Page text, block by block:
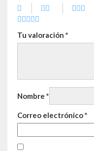
Tu valoración *
Nombre *
Correo electrónico*